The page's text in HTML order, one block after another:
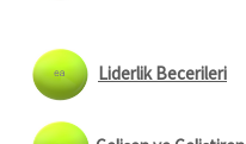
Liderlik Becerileri